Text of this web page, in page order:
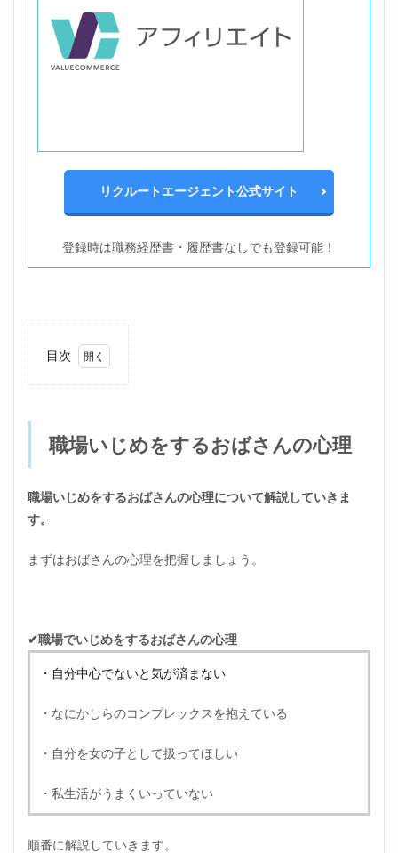
リクルートエージェント公式サイト
登録時は職務経歴書・履歴書なしでも登録可能！
目次
する
の心
理
自分
中心
済ま
ない
1.2
かし
コン
プレ
スを
る
職場いじめをするおばさんの心理
職場いじめをするおばさんの心理について解説していきま
す。
まずはおばさんの心理を把握しましょう。
✔職場でいじめをするおばさんの心理
・自分中心でないと気が済まない
・なにかしらのコンプレックスを抱えている
・自分を女の子として扱ってほしい
・私生活がうまくいっていない
順番に解説していきます。